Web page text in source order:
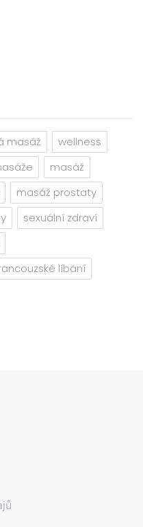
masáž
wellness
masáž
masáž prostaty
sexuální zdraví
líbání